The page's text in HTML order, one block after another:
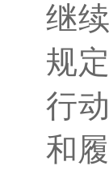
继
规
行
和